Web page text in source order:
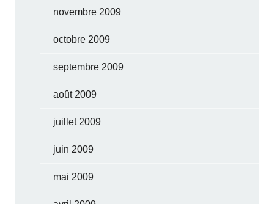
novembre 2009
octobre 2009
septembre 2009
août 2009
juillet 2009
juin 2009
mai 2009